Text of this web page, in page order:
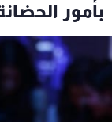
بأمور
إقتصاد
منوعات
كأس العالم